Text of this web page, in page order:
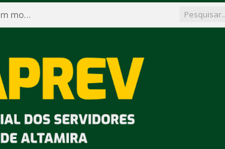
Dispensa Nº 002/2026: Locação de UM veículo automotor sem motorista, tipo passeio, com seguro total e quilometragem livre, para atender as demandas operacionais e administrativas do Instituto de Previdência Social dos Servidores Públicos do Município de Altamira – PA – ALTAPREV.